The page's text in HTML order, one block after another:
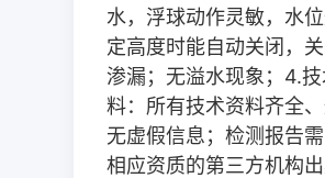
水，浮球动作灵敏，水
定高度时能自动关闭，
渗漏；无溢水现象； 4.
料：所有技术资料齐全、
无虚假信息；检测报告
相应资质的第三方机构